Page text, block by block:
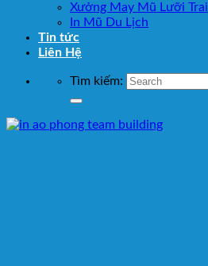
Xưởng May Mũ Lưỡi Trai
In Mũ Du Lịch
Tin tức
Liên Hệ
Tìm kiếm: